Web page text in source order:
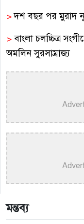
>দশ বছর পর মুরাদ
>বাংলা চলচ্চিত্র
অমলিন সুরসাম্রাজ্য
>বাংলা গানের
বন্দ্যোপাধ্যায়
>
অপূর্বের একক
>হাসান: শিল্পীর
>
নতুন গান ও
>আকাশ সেন ও নিশি
মন্তব্য